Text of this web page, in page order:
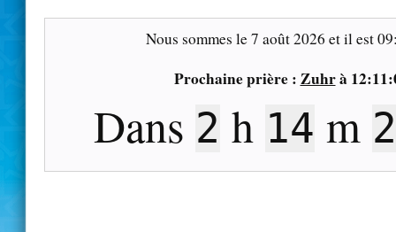
Nous sommes le7 août 2026 et il est
Prochaine prière : Zuhrà
Dans 2 h 14 m